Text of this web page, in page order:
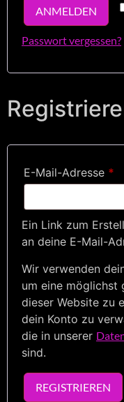
ANMELDEN
Passwort vergessen?
E-Mail-Adresse *
Ein Link zum
an deine E-Mail-
Wir verwenden
um eine möglichst
dieser Website zu
dein Konto zu
die in unserer
sind.
REGISTRIEREN